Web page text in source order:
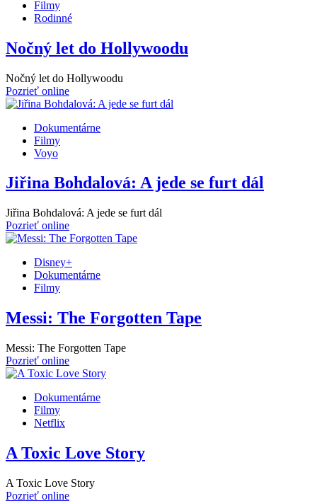
Filmy
Rodinné
Nočný let do Hollywoodu
Nočný let do Hollywoodu
Pozrieť online
Dokumentárne
Filmy
Voyo
Jiřina Bohdalová: A jede se furt dál
Jiřina Bohdalová: A jede se furt dál
Pozrieť online
Disney+
Dokumentárne
Filmy
Messi: The Forgotten Tape
Messi: The Forgotten Tape
Pozrieť online
Dokumentárne
Filmy
Netflix
A Toxic Love Story
A Toxic Love Story
Pozrieť online